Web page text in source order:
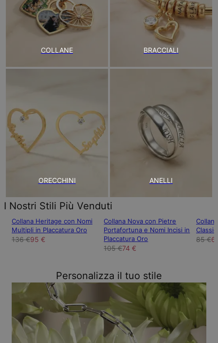
COLLANE BRACCIALI
ORECCHINI ANELLI
I Nostri Stili Più Venduti
Collana Heritage con Nomi
Multipli in Placcatura Oro
136 €95 €
Collana Nova con Pietre
Portafortuna e Nomi Incisi in
Placcatura Oro
105 €74 €
85 €
Personalizza il tuo stile